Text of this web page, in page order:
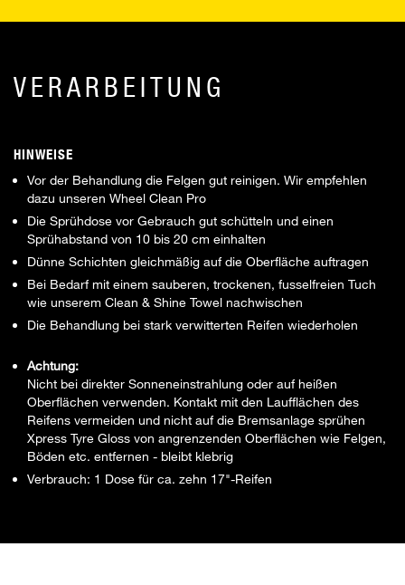
VERARBEITUNG
HINWEISE
Vor der Behandlung die Felgen gut reinigen. Wir empfehlen
dazu unseren Wheel Clean Pro
Die Sprühdose vor Gebrauch gut schütteln und einen
Sprühabstand von 10 bis 20 cm einhalten
Dünne Schichten gleichmäßig auf die Oberfläche auftragen
Bei Bedarf mit einem sauberen, trockenen, fusselfreien Tuch
wie unserem Clean & Shine Towel nachwischen
Die Behandlung bei stark verwitterten Reifen wiederholen
Achtung:
Nicht bei direkter Sonneneinstrahlung oder auf heißen
Oberflächen verwenden. Kontakt mit den Laufflächen des
Reifens vermeiden und nicht auf die Bremsanlage sprühen
Xpress Tyre Gloss von angrenzenden Oberflächen wie Felgen,
Böden etc. entfernen - bleibt klebrig
Verbrauch: 1 Dose für ca. zehn 17"-Reifen